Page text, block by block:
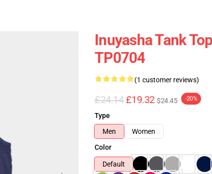
Inuyasha Tank
TP0704
(1 customer reviews)
£24.14 £19.32 $24.45 -20%
Type
Men
Women
Color
Default